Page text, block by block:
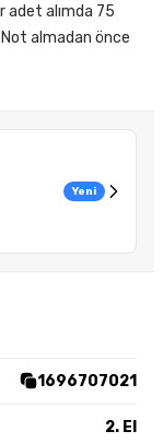
Yeni
1696707021
2. El
adet alımda 75
almadan önce